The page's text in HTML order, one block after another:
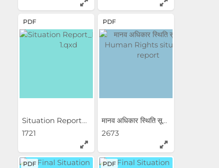
PDF
Situation Report_Layout 1.qxd
1721
PDF
मानव अधिकार स्थिति सूचक =...
2673
PDF PDF